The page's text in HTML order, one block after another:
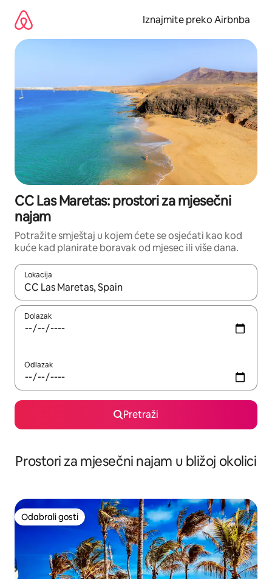
sadržaj
Iznajmite preko Airbnba
CC Las Maretas: prostori za mjesečni
najam
Potražite smještaj u kojem ćete se osjećati kao kod
kuće kad planirate boravak od mjesec ili više dana.
Lokacija
Kada budu dostupni rezultati, moći ćete ih pregledati
Dolazak
Odlazak
Pretraži
Prostori za mjesečni najam u bližoj okolici
Odabrali gosti
Odabrali gosti